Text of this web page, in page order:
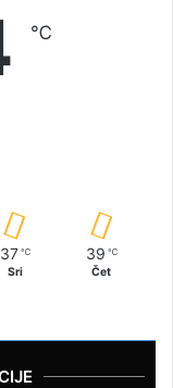
℃
37 ℃
Sri
39 ℃
Čet